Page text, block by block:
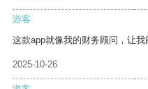
游客
这款app就像我的财务顾问，让我
2025-10-26